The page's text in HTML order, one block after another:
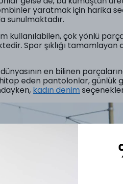
yaratmak için harika
sunulmaktadır.
kullanılabilen, çok yönlü
Spor şıklığı
en bilinen
eden pantolonlar, günlük
kadın denim